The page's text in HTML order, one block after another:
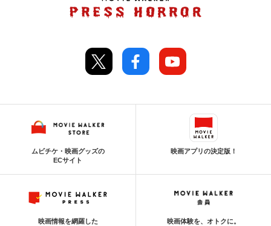
ムビチケ・映画グッズの
ECサイト
映画アプリの決定版！
映画情報を網羅した
映画体験を、オトクに。